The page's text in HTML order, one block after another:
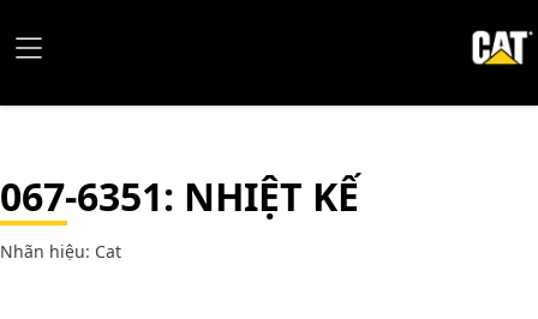
067-6351: NHIỆT KẾ
Nhãn hiệu: Cat